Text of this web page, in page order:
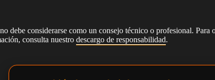
debe considerarse como un consejo técnico o profesional.
consulta nuestro descargo de responsabilidad.